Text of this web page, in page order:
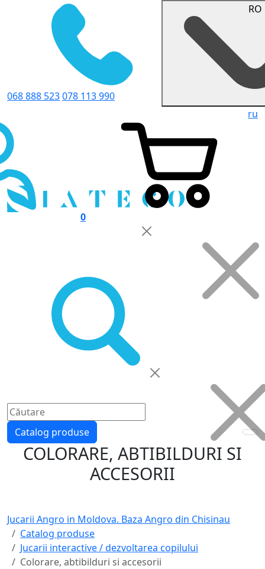
068 888 523078 113 990
ru
0
Catalog produse
COLORARE, ABTIBILDURI SI
ACCESORII
Jucarii Angro in Moldova. Baza Angro din Chisinau
Catalog produse
Jucarii interactive / dezvoltarea copilului
Colorare, abtibilduri si accesorii